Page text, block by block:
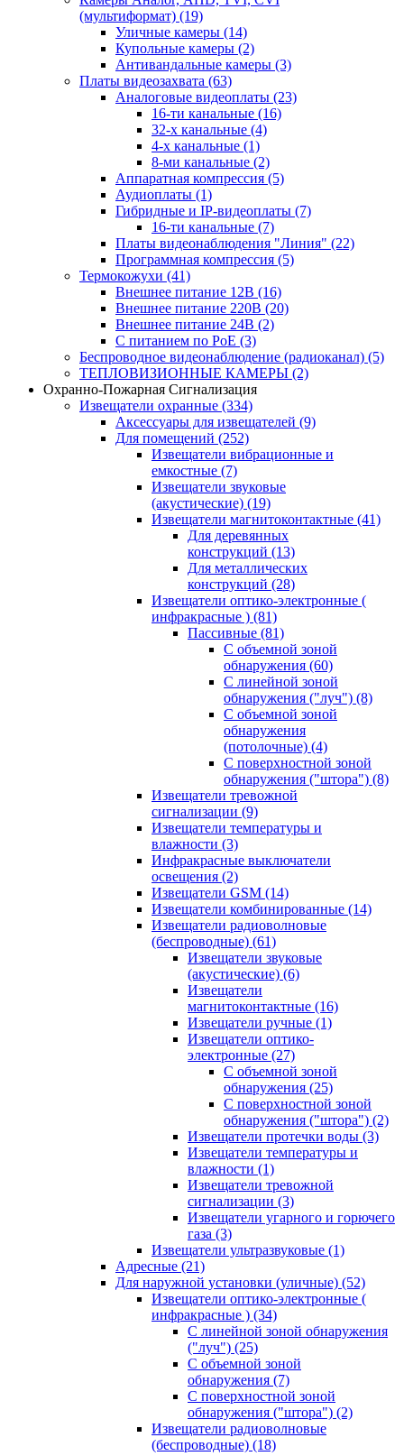
(мультиформат) (19)
Уличные камеры (14)
Купольные камеры (2)
Антивандальные камеры (3)
Платы видеозахвата (63)
Аналоговые видеоплаты (23)
16-ти канальные (16)
32-х канальные (4)
4-х канальные (1)
8-ми канальные (2)
Аппаратная компрессия (5)
Аудиоплаты (1)
Гибридные и IP-видеоплаты (7)
16-ти канальные (7)
Платы видеонаблюдения "Линия" (22)
Программная компрессия (5)
Термокожухи (41)
Внешнее питание 12В (16)
Внешнее питание 220В (20)
Внешнее питание 24В (2)
С питанием по PoE (3)
Беспроводное видеонаблюдение (радиоканал) (5)
ТЕПЛОВИЗИОННЫЕ КАМЕРЫ (2)
Охранно-Пожарная Сигнализация
Извещатели охранные (334)
Аксессуары для извещателей (9)
Для помещений (252)
Извещатели вибрационные и
емкостные (7)
Извещатели звуковые
(акустические) (19)
Извещатели магнитоконтактные (41)
Для деревянных
конструкций (13)
Для металлических
конструкций (28)
Извещатели оптико-электронные (
инфракрасные ) (81)
Пассивные (81)
С объемной зоной
обнаружения (60)
С линейной зоной
обнаружения ("луч") (8)
С объемной зоной
обнаружения
(потолочные) (4)
С поверхностной зоной
обнаружения ("штора") (8)
Извещатели тревожной
сигнализации (9)
Извещатели температуры и
влажности (3)
Инфракрасные выключатели
освещения (2)
Извещатели GSM (14)
Извещатели комбинированные (14)
Извещатели радиоволновые
(беспроводные) (61)
Извещатели звуковые
(акустические) (6)
Извещатели
магнитоконтактные (16)
Извещатели ручные (1)
Извещатели оптико-
электронные (27)
С объемной зоной
обнаружения (25)
С поверхностной зоной
обнаружения ("штора") (2)
Извещатели протечки воды (3)
Извещатели температуры и
влажности (1)
Извещатели тревожной
сигнализации (3)
Извещатели угарного и горючего
газа (3)
Извещатели ультразвуковые (1)
Адресные (21)
Для наружной установки (уличные) (52)
Извещатели оптико-электронные (
инфракрасные ) (34)
С линейной зоной обнаружения
("луч") (25)
С объемной зоной
обнаружения (7)
С поверхностной зоной
обнаружения ("штора") (2)
Извещатели радиоволновые
(беспроводные) (18)